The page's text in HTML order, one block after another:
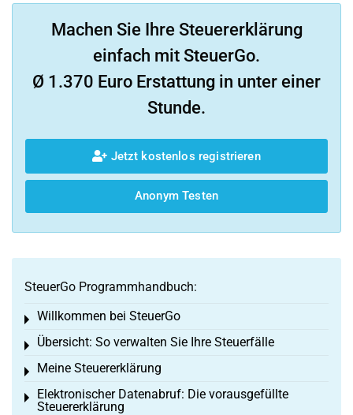
Machen Sie Ihre Steuererklärung
einfach mit SteuerGo.
Ø 1.370 Euro Erstattung in unter einer
Stunde.
Jetzt kostenlos registrieren
Anonym Testen
SteuerGo Programmhandbuch:
Willkommen bei SteuerGo
Toggle menu
Übersicht: So verwalten Sie Ihre Steuerfälle
Toggle menu
Meine Steuererklärung
Toggle menu
Elektronischer Datenabruf: Die vorausgefüllte
Steuererklärung
Toggle menu